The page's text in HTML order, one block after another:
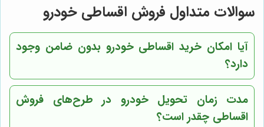
سوالات متداول فروش اقساطی خودرو
آیا امکان خرید اقساطی خودرو بدون ضامن وجود
دارد؟
مدت زمان تحویل خودرو در طرح‌های فروش
اقساطی چقدر است؟